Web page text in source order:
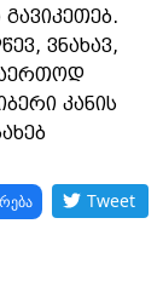
ვნახავ,
კანის
Tweet